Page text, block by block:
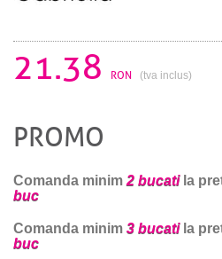
21.38 RON (tva inclus)
PROMO
Comanda minim 2 bucatila
buc
Comanda minim 3 bucatila
buc